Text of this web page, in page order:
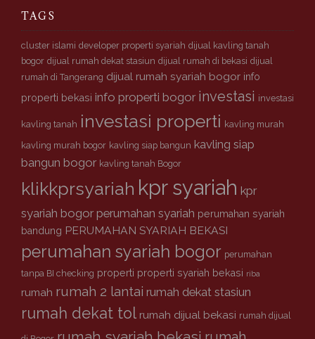
y
i
TAGS
cluster islami developer properti syariah dijual kavling tanah
bogor dijual rumah dekat stasiun dijual rumah di bekasi dijual
rumah di Tangerang dijual rumah syariah bogor info
properti bekasi info properti bogor investasi investasi
kavling tanah investasi properti kavling murah
kavling murah bogor kavling siap bangun kavling siap
bangun bogor kavling tanah Bogor
klikkprsyariah kpr syariah kpr
syariah bogor perumahan syariah perumahan syariah
bandung PERUMAHAN SYARIAH BEKASI
perumahan syariah bogor perumahan
tanpa BI checking properti properti syariah bekasi riba
rumah rumah 2 lantai rumah dekat stasiun
rumah dekat tol rumah dijual bekasi rumah dijual